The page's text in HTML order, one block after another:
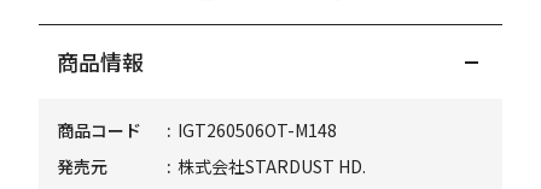
商品情報
商品コード
IGT260506OT-M148
発売元
株式会社STARDUST HD.